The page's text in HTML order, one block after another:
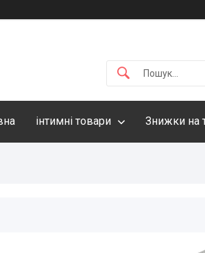
інтимні товари Знижки на